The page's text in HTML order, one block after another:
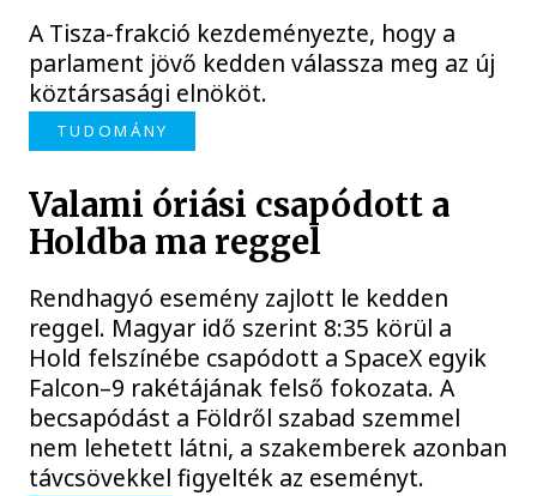
A Tisza-frakció kezdeményezte, hogy a
parlament jövő kedden válassza meg az új
köztársasági elnököt.
TUDOMÁNY
Valami óriási csapódott a
Holdba ma reggel
Rendhagyó esemény zajlott le kedden
reggel. Magyar idő szerint 8:35 körül a
Hold felszínébe csapódott a SpaceX egyik
Falcon–9 rakétájának felső fokozata. A
becsapódást a Földről szabad szemmel
nem lehetett látni, a szakemberek azonban
távcsövekkel figyelték az eseményt.